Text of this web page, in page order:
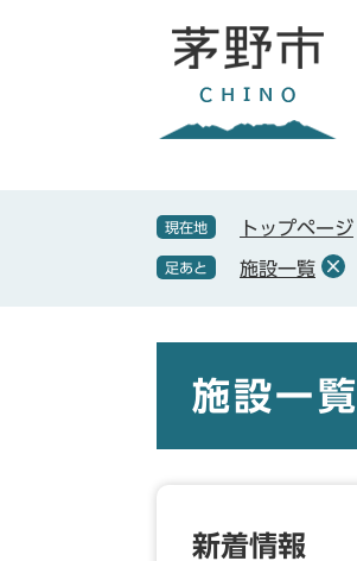
現在地 トップページ
足あと 施設一覧
施設一覧
新着情報